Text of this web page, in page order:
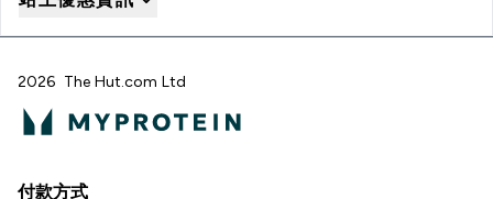
2026 The Hut.com Ltd
付款方式